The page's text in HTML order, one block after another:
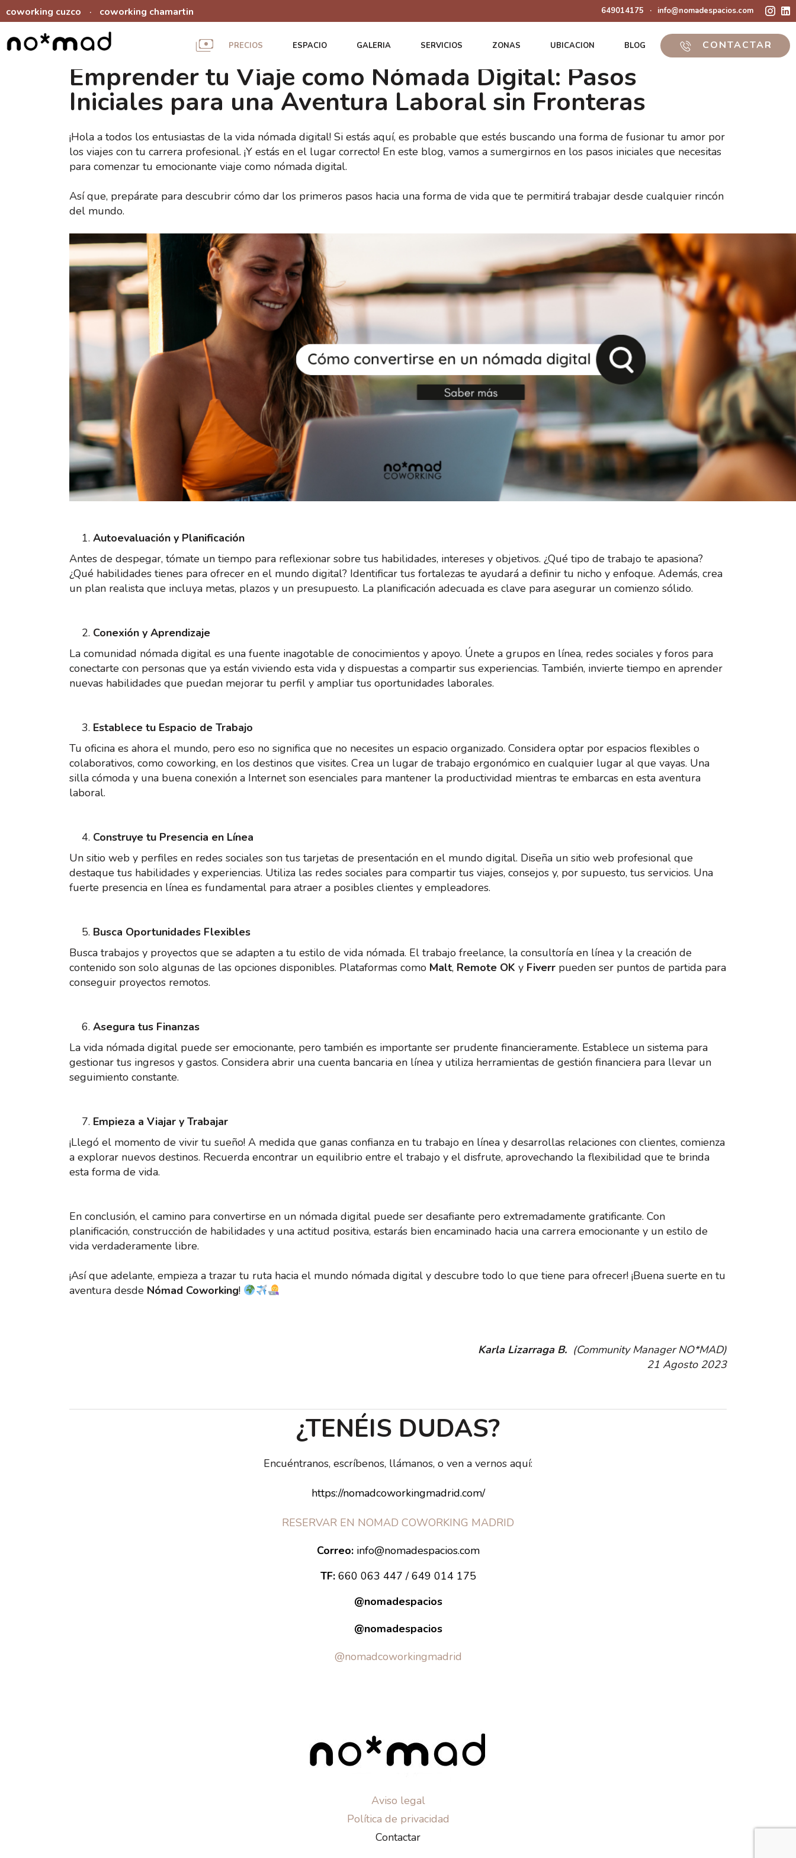
coworking cuzco · coworking chamartin 649014175 · info@nomadespacios.com
PRECIOS ESPACIO GALERIA SERVICIOS ZONAS UBICACION BLOG CONTACTAR
Emprender tu Viaje como Nómada Digital: Pasos
Iniciales para una Aventura Laboral sin Fronteras
¡Hola a todos los entusiastas de la vida nómada digital! Si estás aquí, es probable que estés buscando una forma de fusionar tu amor por
los viajes con tu carrera profesional. ¡Y estás en el lugar correcto! En este blog, vamos a sumergirnos en los pasos iniciales que necesitas
para comenzar tu emocionante viaje como nómada digital.
Así que, prepárate para descubrir cómo dar los primeros pasos hacia una forma de vida que te permitirá trabajar desde cualquier rincón
del mundo.
Autoevaluación y Planificación
Antes de despegar, tómate un tiempo para reflexionar sobre tus habilidades, intereses y objetivos. ¿Qué tipo de trabajo te apasiona?
¿Qué habilidades tienes para ofrecer en el mundo digital? Identificar tus fortalezas te ayudará a definir tu nicho y enfoque. Además, crea
un plan realista que incluya metas, plazos y un presupuesto. La planificación adecuada es clave para asegurar un comienzo sólido.
Conexión y Aprendizaje
La comunidad nómada digital es una fuente inagotable de conocimientos y apoyo. Únete a grupos en línea, redes sociales y foros para
conectarte con personas que ya están viviendo esta vida y dispuestas a compartir sus experiencias. También, invierte tiempo en aprender
nuevas habilidades que puedan mejorar tu perfil y ampliar tus oportunidades laborales.
Establece tu Espacio de Trabajo
Tu oficina es ahora el mundo, pero eso no significa que no necesites un espacio organizado. Considera optar por espacios flexibles o
colaborativos, como coworking, en los destinos que visites. Crea un lugar de trabajo ergonómico en cualquier lugar al que vayas. Una
silla cómoda y una buena conexión a Internet son esenciales para mantener la productividad mientras te embarcas en esta aventura
laboral.
Construye tu Presencia en Línea
Un sitio web y perfiles en redes sociales son tus tarjetas de presentación en el mundo digital. Diseña un sitio web profesional que
destaque tus habilidades y experiencias. Utiliza las redes sociales para compartir tus viajes, consejos y, por supuesto, tus servicios. Una
fuerte presencia en línea es fundamental para atraer a posibles clientes y empleadores.
Busca Oportunidades Flexibles
Busca trabajos y proyectos que se adapten a tu estilo de vida nómada. El trabajo freelance, la consultoría en línea y la creación de
contenido son solo algunas de las opciones disponibles. Plataformas como Malt, Remote OK y Fiverr pueden ser puntos de partida para
conseguir proyectos remotos.
Asegura tus Finanzas
La vida nómada digital puede ser emocionante, pero también es importante ser prudente financieramente. Establece un sistema para
gestionar tus ingresos y gastos. Considera abrir una cuenta bancaria en línea y utiliza herramientas de gestión financiera para llevar un
seguimiento constante.
Empieza a Viajar y Trabajar
¡Llegó el momento de vivir tu sueño! A medida que ganas confianza en tu trabajo en línea y desarrollas relaciones con clientes, comienza
a explorar nuevos destinos. Recuerda encontrar un equilibrio entre el trabajo y el disfrute, aprovechando la flexibilidad que te brinda
esta forma de vida.
En conclusión, el camino para convertirse en un nómada digital puede ser desafiante pero extremadamente gratificante. Con
planificación, construcción de habilidades y una actitud positiva, estarás bien encaminado hacia una carrera emocionante y un estilo de
vida verdaderamente libre.
¡Así que adelante, empieza a trazar tu ruta hacia el mundo nómada digital y descubre todo lo que tiene para ofrecer! ¡Buena suerte en tu
aventura desde Nómad Coworking!
Karla Lizarraga B. (Community Manager NO*MAD)
21 Agosto 2023
¿TENÉIS DUDAS?
Encuéntranos, escríbenos, llámanos, o ven a vernos aquí:
https://nomadcoworkingmadrid.com/
RESERVAR EN NOMAD COWORKING MADRID
Correo: info@nomadespacios.com
TF:660 063 447 / 649 014 175
@nomadespacios
@nomadespacios
@nomadcoworkingmadrid
Aviso legal
Política de privacidad
Contactar